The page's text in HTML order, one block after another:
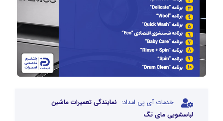
خدمات آی پی امداد: نمایندگی تعمیرات ماشین
لباسشویی مای تگ